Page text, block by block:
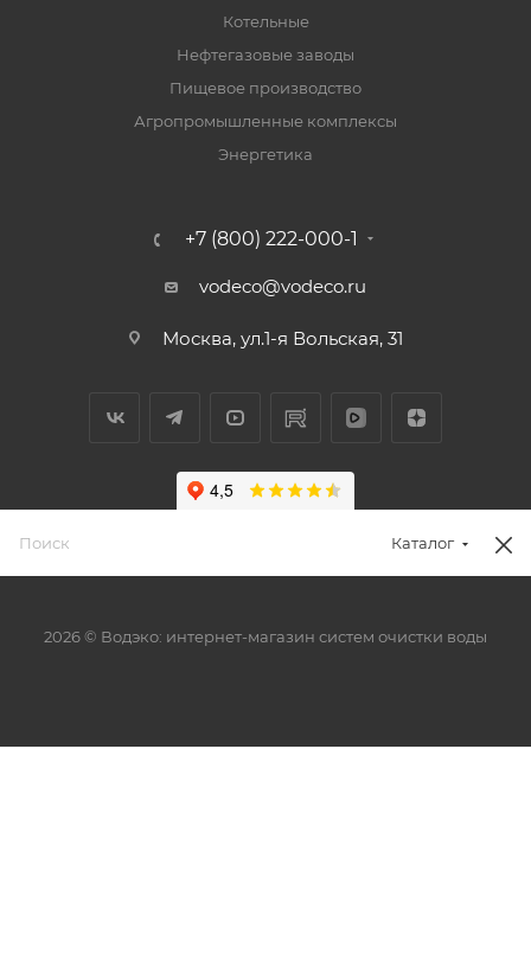
Котельные
Нефтегазовые заводы
Пищевое производство
Агропромышленные комплексы
Энергетика
+7 (800) 222-000-1
vodeco@vodeco.ru
Москва, ул.1-я Вольская, 31
2026 © Водэко: интернет-магазин систем очистки воды
Каталог